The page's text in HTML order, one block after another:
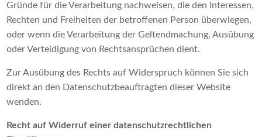
Gründe für die Verarbeitung nachweisen, die den Interessen,
Rechten und Freiheiten der betroffenen Person überwiegen,
oder wenn die Verarbeitung der Geltendmachung, Ausübung
oder Verteidigung von Rechtsansprüchen dient.
Zur Ausübung des Rechts auf Widerspruch können Sie sich
direkt an den Datenschutzbeauftragten dieser Website
wenden.
Recht auf Widerruf einer datenschutzrechtlichen